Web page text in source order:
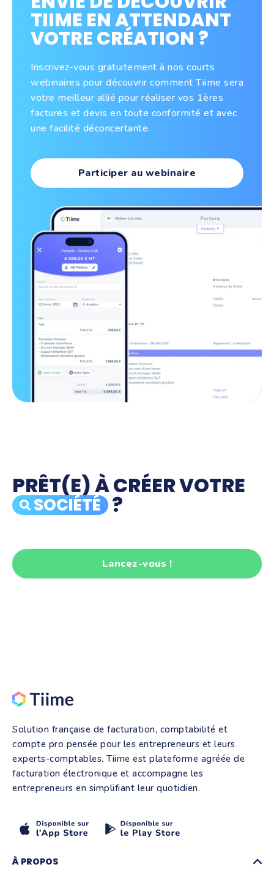
TIIME EN ATTENDANT
VOTRE CRÉATION ?
Inscrivez-vous gratuitement à nos courts
webinaires pour découvrir comment Tiime sera
votre meilleur allié pour réaliser vos 1ères
factures et devis en toute conformité et avec
une facilité déconcertante.
Participer au webinaire
PRÊT(E) À CRÉER VOTRE
SOCIÉTÉ ?
Lancez-vous !
Solution française de facturation, comptabilité et
compte pro pensée pour les entrepreneurs et leurs
experts-comptables. Tiime est plateforme agréée de
facturation électronique et accompagne les
entrepreneurs en simplifiant leur quotidien.
À PROPOS